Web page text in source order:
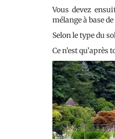
Vous devez
mélange à base
Selon le type du
Ce n’est